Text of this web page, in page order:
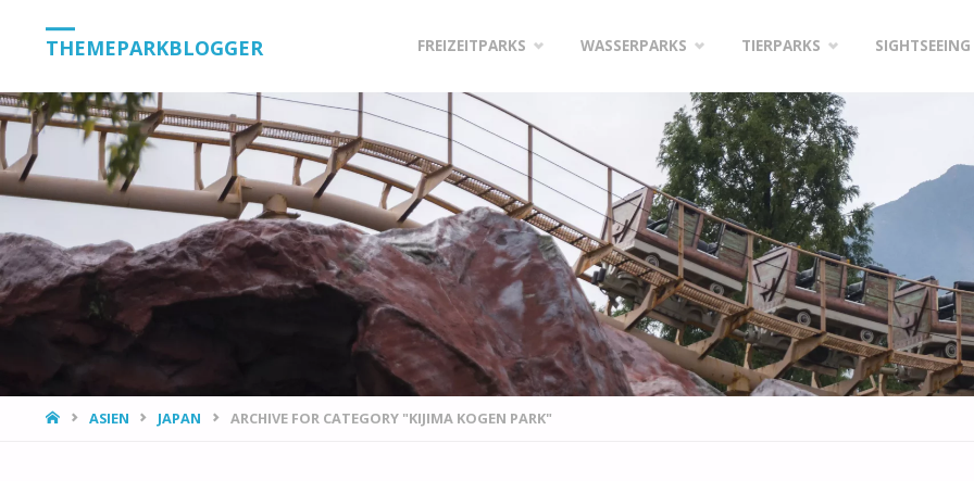
THEMEPARKBLOGGER
content
FREIZEITPARKS WASSERPARKS TIERPARKS SIGHTSEEING
HOMEASIEN JAPAN ARCHIVE FOR CATEGORY "KIJIMA KOGEN PARK"